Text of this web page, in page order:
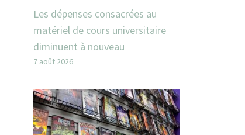
Les dépenses consacrées au
matériel de cours universitaire
diminuent à nouveau
7 août 2026